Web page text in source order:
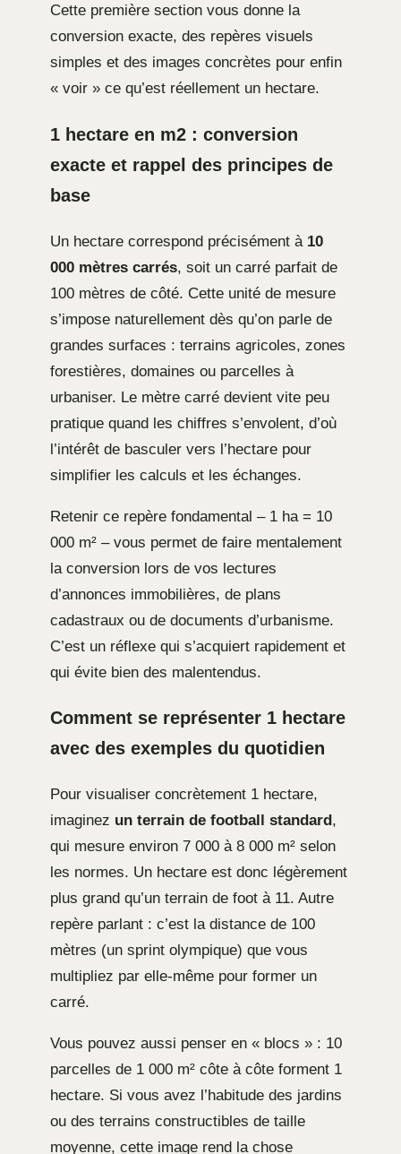
Cette première section vous donne la
conversion exacte, des repères visuels
simples et des images concrètes pour enfin
« voir » ce qu’est réellement un hectare.
1 hectare en m2 : conversion
exacte et rappel des principes de
base
Un hectare correspond précisément à 10
000 mètres carrés, soit un carré parfait de
100 mètres de côté. Cette unité de mesure
s’impose naturellement dès qu’on parle de
grandes surfaces : terrains agricoles, zones
forestières, domaines ou parcelles à
urbaniser. Le mètre carré devient vite peu
pratique quand les chiffres s’envolent, d’où
l’intérêt de basculer vers l’hectare pour
simplifier les calculs et les échanges.
Retenir ce repère fondamental – 1 ha = 10
000 m² – vous permet de faire mentalement
la conversion lors de vos lectures
d’annonces immobilières, de plans
cadastraux ou de documents d’urbanisme.
C’est un réflexe qui s’acquiert rapidement et
qui évite bien des malentendus.
Comment se représenter 1 hectare
avec des exemples du quotidien
Pour visualiser concrètement 1 hectare,
imaginez un terrain de football standard ,
qui mesure environ 7 000 à 8 000 m² selon
les normes. Un hectare est donc légèrement
plus grand qu’un terrain de foot à 11. Autre
repère parlant : c’est la distance de 100
mètres (un sprint olympique) que vous
multipliez par elle-même pour former un
carré.
Vous pouvez aussi penser en « blocs » : 10
parcelles de 1 000 m² côte à côte forment 1
hectare. Si vous avez l’habitude des jardins
ou des terrains constructibles de taille
moyenne, cette image rend la chose